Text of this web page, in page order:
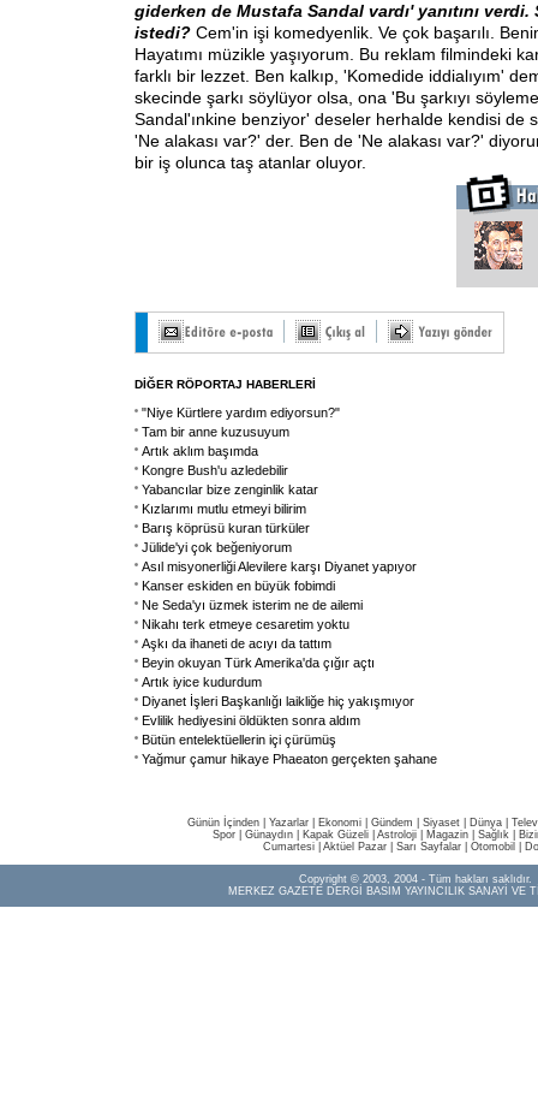
giderken de Mustafa Sandal vardı' yanıtını verdi.
istedi? Cem'in işi komedyenlik. Ve çok başarılı.
Hayatımı müzikle yaşıyorum. Bu reklam filmindeki
farklı bir lezzet. Ben kalkıp, 'Komedide iddialıyım'
skecinde şarkı söylüyor olsa, ona 'Bu şarkıyı
Sandal'ınkine benziyor' deseler herhalde kendisi de
'Ne alakası var?' der. Ben de 'Ne alakası var?'
bir iş olunca taş atanlar oluyor.
DİĞER RÖPORTAJ HABERLERİ
"Niye Kürtlere yardım ediyorsun?"
Tam bir anne kuzusuyum
Artık aklım başımda
Kongre Bush'u azledebilir
Yabancılar bize zenginlik katar
Kızlarımı mutlu etmeyi bilirim
Barış köprüsü kuran türküler
Jülide'yi çok beğeniyorum
Asıl misyonerliği Alevilere karşı Diyanet yapıyor
Kanser eskiden en büyük fobimdi
Ne Seda'yı üzmek isterim ne de ailemi
Nikahı terk etmeye cesaretim yoktu
Aşkı da ihaneti de acıyı da tattım
Beyin okuyan Türk Amerika'da çığır açtı
Artık iyice kudurdum
Diyanet İşleri Başkanlığı laikliğe hiç yakışmıyor
Evlilik hediyesini öldükten sonra aldım
Bütün entelektüellerin içi çürümüş
Yağmur çamur hikaye Phaeaton gerçekten şahane
Günün İçinden Yazarlar Ekonomi Gündem Siyaset Dünya |
Spor
Günaydın Kapak Güzeli Astroloji Magazin Sağlık
Cumartesi| Aktüel Pazar| Sarı Sayfalar| Otomobil
Copyright © 2003, 2004 - Tüm hakları saklıdır.
MERKEZ GAZETE DERGİ BASIM YAYINCILIK SANAYİ VE